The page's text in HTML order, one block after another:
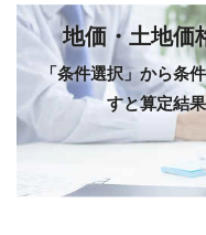
地価・土地価
「条件選択」から条
すと算定結